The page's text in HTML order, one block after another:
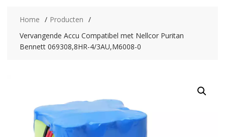
Home
Producten
Vervangende Accu Compatibel met Nellcor Puritan
Bennett 069308,8HR-4/3AU,M6008-0